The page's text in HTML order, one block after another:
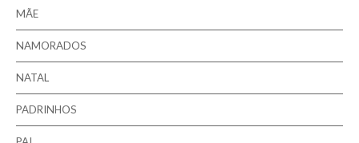
MÃE
NAMORADOS
NATAL
PADRINHOS